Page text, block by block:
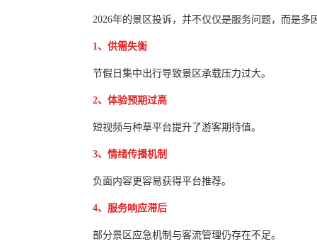
2026年的景区投诉，并不仅仅是服务问题，而是多
1、供需失衡
节假日集中出行导致景区承载压力过大。
2、体验预期过高
短视频与种草平台提升了游客期待值。
3、情绪传播机制
负面内容更容易获得平台推荐。
4、服务响应滞后
部分景区应急机制与客流管理仍存在不足。